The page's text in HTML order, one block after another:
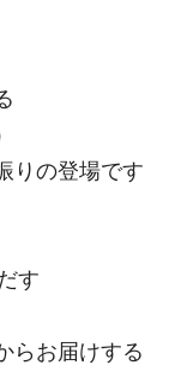
りの登場です
す
らお届けする